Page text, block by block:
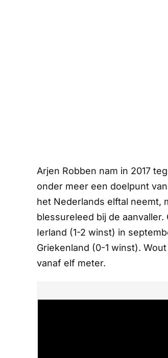
Arjen Robben nam in 2017
onder meer een doelpunt
het Nederlands elftal neemt,
blessureleed bij de
Ierland (1-2 winst) in
Griekenland (0-1 winst).
vanaf elf meter.